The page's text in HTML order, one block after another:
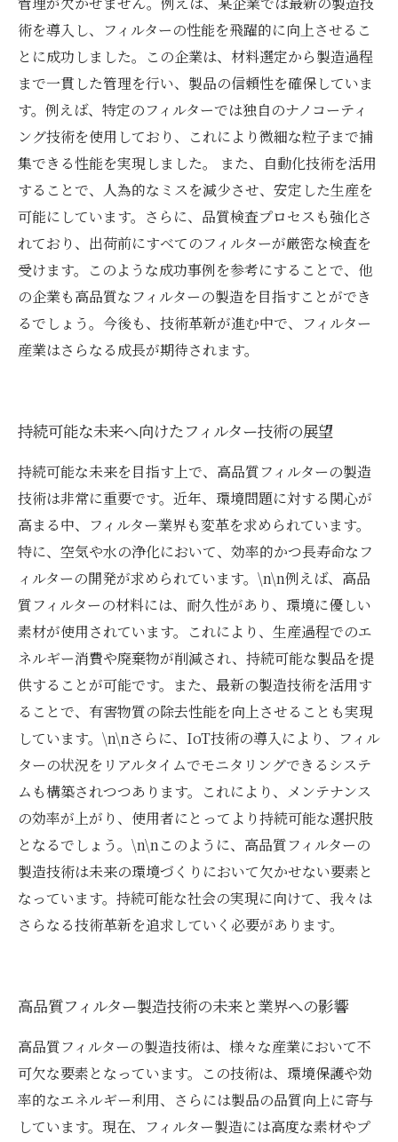
術を導入し、フィルターの性能を飛躍的に向上させるこ
とに成功しました。この企業は、材料選定から製造過程
まで一貫した管理を行い、製品の信頼性を確保していま
す。例えば、特定のフィルターでは独自のナノコーティ
ング技術を使用しており、これにより微細な粒子まで捕
集できる性能を実現しました。 また、自動化技術を活用
することで、人為的なミスを減少させ、安定した生産を
可能にしています。さらに、品質検査プロセスも強化さ
れており、出荷前にすべてのフィルターが厳密な検査を
受けます。このような成功事例を参考にすることで、他
の企業も高品質なフィルターの製造を目指すことができ
るでしょう。今後も、技術革新が進む中で、フィルター
産業はさらなる成長が期待されます。
持続可能な未来へ向けたフィルター技術の展望
持続可能な未来を目指す上で、高品質フィルターの製造
技術は非常に重要です。近年、環境問題に対する関心が
高まる中、フィルター業界も変革を求められています。
特に、空気や水の浄化において、効率的かつ長寿命なフ
ィルターの開発が求められています。\n\n例えば、高品
質フィルターの材料には、耐久性があり、環境に優しい
素材が使用されています。これにより、生産過程でのエ
ネルギー消費や廃棄物が削減され、持続可能な製品を提
供することが可能です。また、最新の製造技術を活用す
ることで、有害物質の除去性能を向上させることも実現
しています。\n\nさらに、IoT技術の導入により、フィル
ターの状況をリアルタイムでモニタリングできるシステ
ムも構築されつつあります。これにより、メンテナンス
の効率が上がり、使用者にとってより持続可能な選択肢
となるでしょう。\n\nこのように、高品質フィルターの
製造技術は未来の環境づくりにおいて欠かせない要素と
なっています。持続可能な社会の実現に向けて、我々は
さらなる技術革新を追求していく必要があります。
高品質フィルター製造技術の未来と業界への影響
高品質フィルターの製造技術は、様々な産業において不
可欠な要素となっています。この技術は、環境保護や効
率的なエネルギー利用、さらには製品の品質向上に寄与
しています。現在、フィルター製造には高度な素材やプ